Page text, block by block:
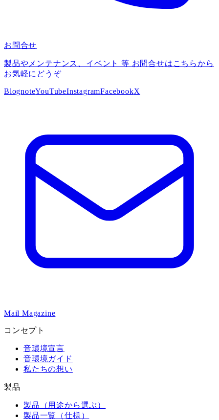
お問合せ
製品やメンテナンス、イベント 等 お問合せはこちらから
お気軽にどうぞ
BlognoteYouTubeInstagramFacebookX
Mail Magazine
コンセプト
音環境宣言
音環境ガイド
私たちの想い
製品
製品（用途から選ぶ）
製品一覧（仕様）